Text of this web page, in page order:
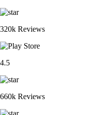
320k Reviews
4.5
660k Reviews